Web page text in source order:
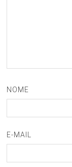
NOME
E-MAIL